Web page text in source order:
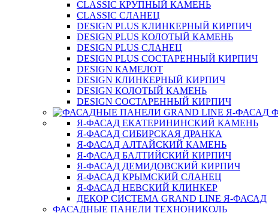
CLASSIC КРУПНЫЙ КАМЕНЬ
CLASSIC СЛАНЕЦ
DESIGN PLUS КЛИНКЕРНЫЙ КИРПИЧ
DESIGN PLUS КОЛОТЫЙ КАМЕНЬ
DESIGN PLUS СЛАНЕЦ
DESIGN PLUS СОСТАРЕННЫЙ КИРПИЧ
DESIGN КАМЕЛОТ
DESIGN КЛИНКЕРНЫЙ КИРПИЧ
DESIGN КОЛОТЫЙ КАМЕНЬ
DESIGN СОСТАРЕННЫЙ КИРПИЧ
Я-ФАСАД ЕКАТЕРИНИНСКИЙ КАМЕНЬ
Я-ФАСАД СИБИРСКАЯ ДРАНКА
Я-ФАСАД АЛТАЙСКИЙ КАМЕНЬ
Я-ФАСАД БАЛТИЙСКИЙ КИРПИЧ
Я-ФАСАД ДЕМИДОВСКИЙ КИРПИЧ
Я-ФАСАД КРЫМСКИЙ СЛАНЕЦ
Я-ФАСАД НЕВСКИЙ КЛИНКЕР
ДЕКОР СИСТЕМА GRAND LINE Я-ФАСАД
ФАСАДНЫЕ ПАНЕЛИ ТЕХНОНИКОЛЬ